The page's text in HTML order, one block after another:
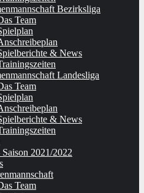
Bezirksliga
Team
& News
Landesliga
Team
& News
2021/2022
Team